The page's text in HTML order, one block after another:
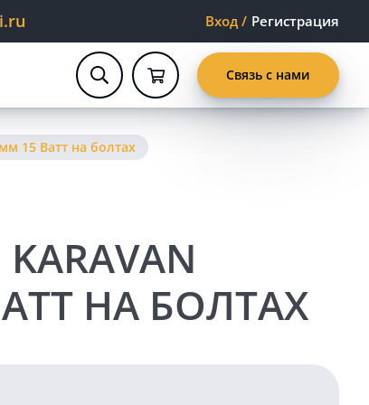
Вход / Регистрация
Связь с нами
15 Ватт на болтах
НА БОЛТАХ